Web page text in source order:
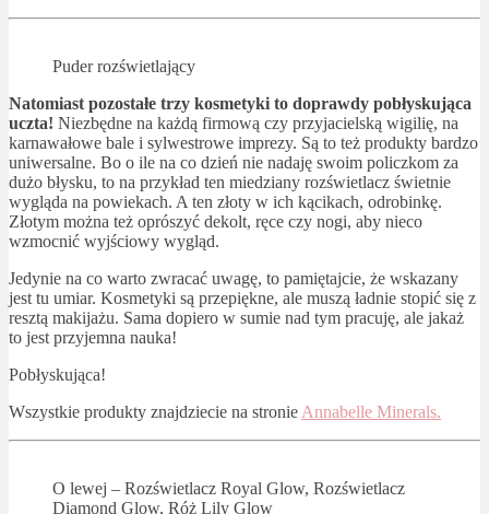
Puder rozświetlający
Natomiast pozostałe trzy kosmetyki to doprawdy pobłyskująca
uczta! Niezbędne na każdą firmową czy przyjacielską wigilię, na
karnawałowe bale i sylwestrowe imprezy. Są to też produkty bardzo
uniwersalne. Bo o ile na co dzień nie nadaję swoim policzkom za
dużo błysku, to na przykład ten miedziany rozświetlacz świetnie
wygląda na powiekach. A ten złoty w ich kącikach, odrobinkę.
Złotym można też oprószyć dekolt, ręce czy nogi, aby nieco
wzmocnić wyjściowy wygląd.
Jedynie na co warto zwracać uwagę, to pamiętajcie, że wskazany
jest tu umiar. Kosmetyki są przepiękne, ale muszą ładnie stopić się z
resztą makijażu. Sama dopiero w sumie nad tym pracuję, ale jakaż
to jest przyjemna nauka!
Pobłyskująca!
Wszystkie produkty znajdziecie na stronie Annabelle Minerals.
O lewej – Rozświetlacz Royal Glow, Rozświetlacz
Diamond Glow, Róż Lily Glow